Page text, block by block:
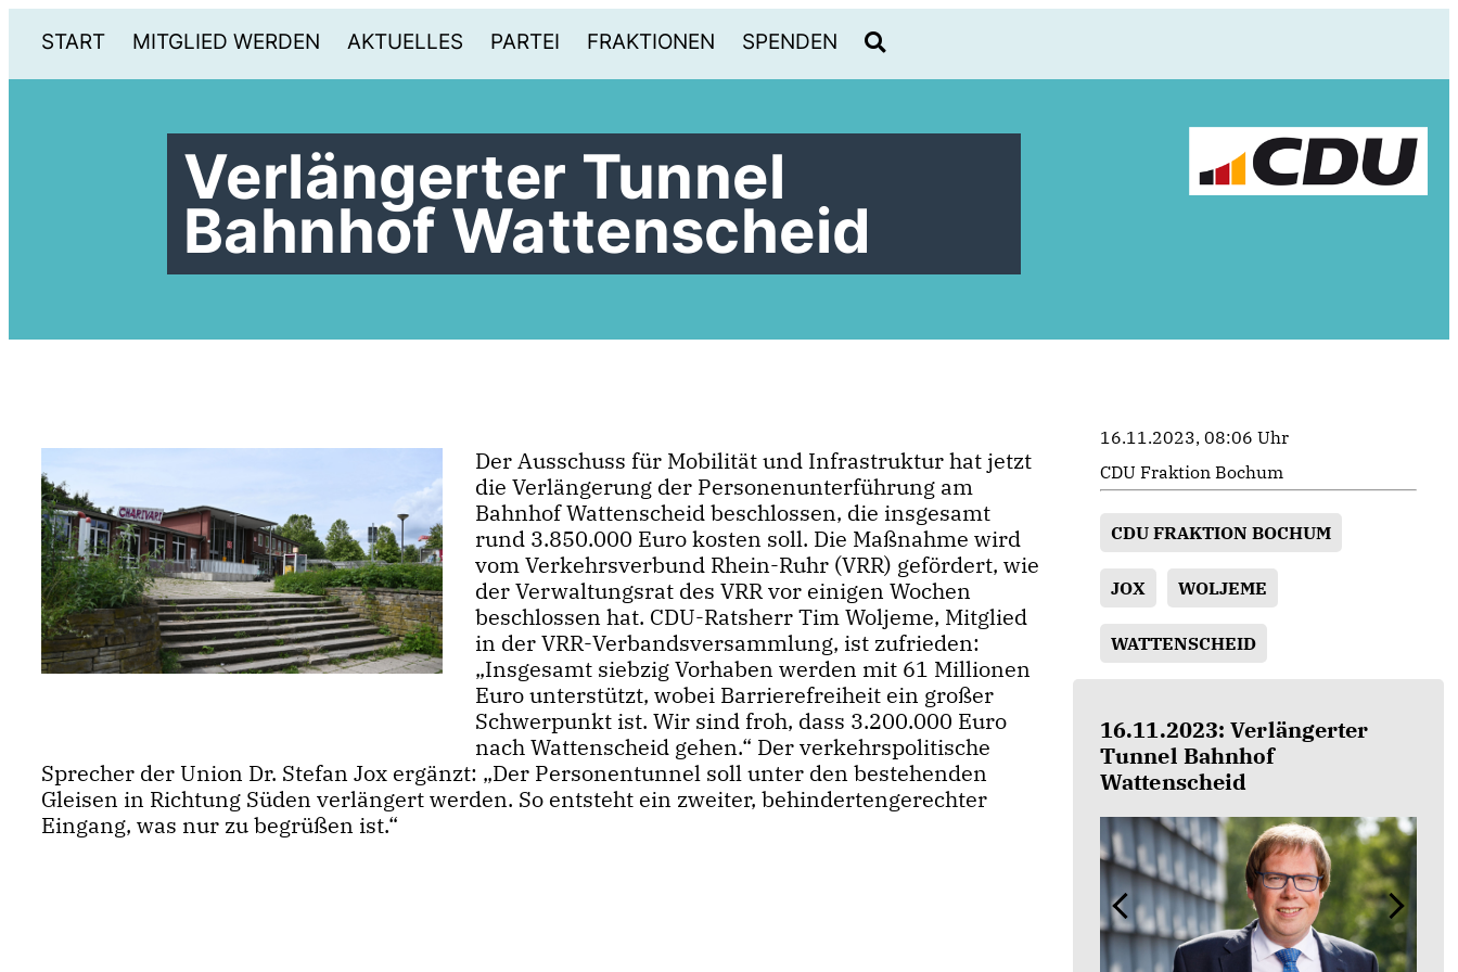
START MITGLIED WERDEN AKTUELLES PARTEI FRAKTIONEN SPENDEN
Verlängerter Tunnel
Bahnhof Wattenscheid
Der Ausschuss für Mobilität und Infrastruktur hat jetzt
die Verlängerung der Personenunterführung am
Bahnhof Wattenscheid beschlossen, die insgesamt
rund 3.850.000 Euro kosten soll. Die Maßnahme wird
vom Verkehrsverbund Rhein-Ruhr (VRR) gefördert, wie
der Verwaltungsrat des VRR vor einigen Wochen
beschlossen hat. CDU-Ratsherr Tim Woljeme, Mitglied
in der VRR-Verbandsversammlung, ist zufrieden:
Insgesamt siebzig Vorhaben werden mit 61 Millionen
Euro unterstützt, wobei Barrierefreiheit ein großer
Schwerpunkt ist. Wir sind froh, dass 3.200.000 Euro
nach Wattenscheid gehen.“ Der verkehrspolitische
Sprecher der Union Dr. Stefan Jox ergänzt: „Der Personentunnel soll unter den bestehenden
Gleisen in Richtung Süden verlängert werden. So entsteht ein zweiter, behindertengerechter
Eingang, was nur zu begrüßen ist.“
16.11.2023, 08:06 Uhr
CDU Fraktion Bochum
CDU FRAKTION BOCHUM
JOX WOLJEME
WATTENSCHEID
16.11.2023: Verlängerter
Tunnel Bahnhof
Wattenscheid